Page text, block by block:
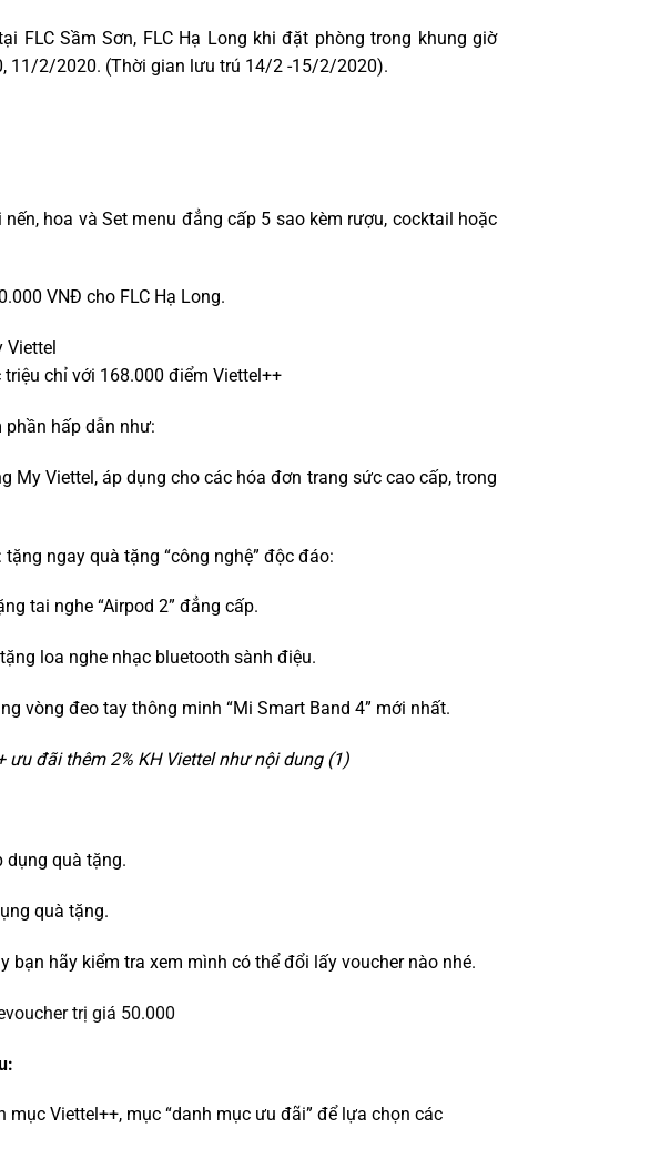
FLC Sầm Sơn, FLC Hạ Long khi đặt phòng trong khung giờ
11/2/2020. (Thời gian lưu trú 14/2 -15/2/2020).
hoa và Set menu đẳng cấp 5 sao kèm rượu, cocktail hoặc
VNĐ cho FLC Hạ Long.
Viettel
chỉ với 168.000 điểm Viettel++
phần hấp dẫn như:
My Viettel, áp dụng cho các hóa đơn trang sức cao cấp, trong
ngay quà tặng “công nghệ” độc đáo:
tai nghe “Airpod 2” đẳng cấp.
loa nghe nhạc bluetooth sành điệu.
vòng đeo tay thông minh “Mi Smart Band 4” mới nhất.
ưu đãi thêm 2% KH Viettel như nội dung (1)
dụng quà tặng.
quà tặng.
hãy kiểm tra xem mình có thể đổi lấy voucher nào nhé.
trị giá 50.000
mục Viettel++, mục “danh mục ưu đãi” để lựa chọn các